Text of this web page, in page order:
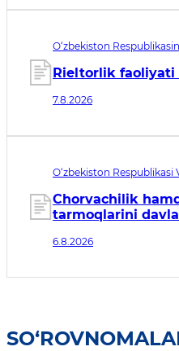
O‘zbekiston
Rieltorlik faoliyati
7.8.2026
O‘zbekiston
sanasi 07.08.2026
Chorvachilik
tarmoqlarini
tadbirlari to‘g‘risida
6.8.2026